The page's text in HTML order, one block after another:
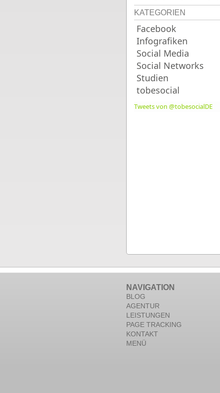
KATEGORIEN
Facebook
Infografiken
Social Media
Social Networks
Studien
tobesocial
Tweets von @tobesocialDE
NAVIGATION
BLOG
AGENTUR
LEISTUNGEN
PAGE TRACKING
KONTAKT
MENÜ